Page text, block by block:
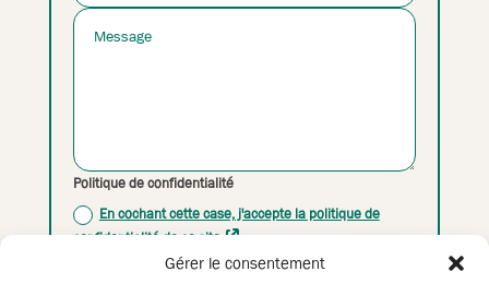
Gérer le consentement
Politique de confidentialité
En cochant cette case, j'accepte la politique de
confidentialité de ce site